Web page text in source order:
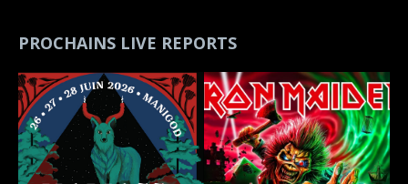
PROCHAINS LIVE REPORTS